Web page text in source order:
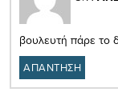
βουλευτή πάρε το
ΑΠΑΝΤΗΣΗ